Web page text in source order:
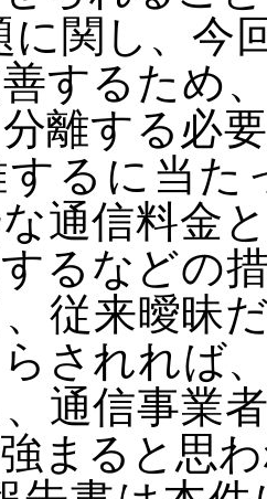
に関し、今
するため
離する必
るに当た
通信料金
るなどの
従来曖昧
されれば
通信事業
まると思